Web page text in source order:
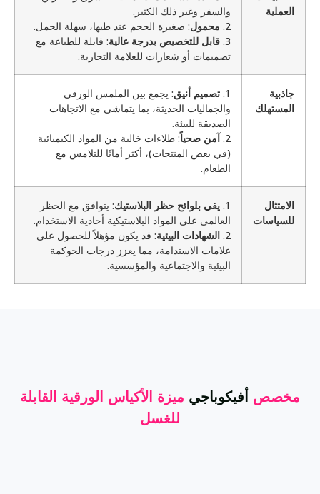
العملية
والسفر وغير ذلك الكثير.
2. محمول: صغيرة الحجم عند طيها، سهلة الحمل.
3. قابل للتخصيص بدرجة عالية: قابلة للطباعة مع
تصميمات أو شعارات للعلامة التجارية.
جاذبية
المستهلك
1. تصميم أنيق: يجمع بين الملمس الورقي
والجماليات الحديثة، بما يتماشى مع الاتجاهات
الصديقة للبيئة.
2. آمن صحياً: طلاءات خالية من المواد الكيميائية
(في بعض المنتجات)، أكثر أمانًا للتلامس مع
الطعام.
الامتثال
للسياسات
1. يفي بلوائح حظر البلاستيك: يتوافق مع الحظر
العالمي على المواد البلاستيكية أحادية الاستخدام.
2. الشهادات البيئية: قد يكون مؤهلاً للحصول على
علامات الاستدامة، مما يعزز درجات الحوكمة
البيئية والاجتماعية والمؤسسية.
مخصص أفيكوباجي ميزة الأكياس الورقية القابلة
للغسل